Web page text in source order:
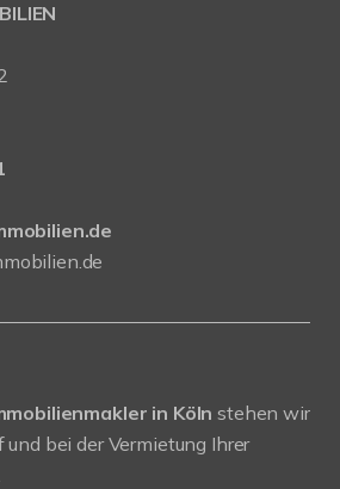
in Köln stehen wir
bei der Vermietung Ihrer